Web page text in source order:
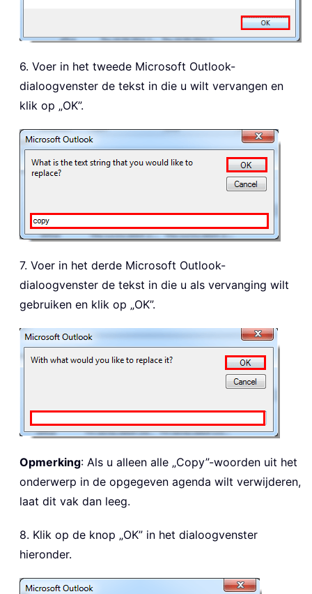
6. Voer in het tweede Microsoft Outlook-
dialoogvenster de tekst in die u wilt vervangen en
klik op „OK”.
7. Voer in het derde Microsoft Outlook-
dialoogvenster de tekst in die u als vervanging wilt
gebruiken en klik op „OK”.
Opmerking: Als u alleen alle „Copy”-woorden uit het
onderwerp in de opgegeven agenda wilt verwijderen,
laat dit vak dan leeg.
8. Klik op de knop „OK” in het dialoogvenster
hieronder.